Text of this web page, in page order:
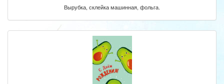
Вырубка, склейка машинная, фольга.